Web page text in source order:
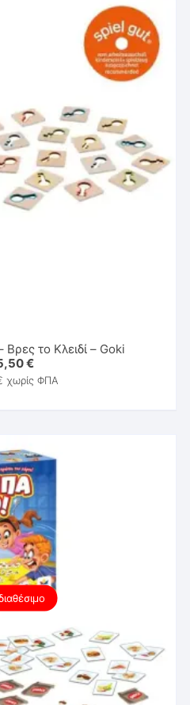
Βρες το Κλειδί – Goki
€
χωρίς ΦΠΑ